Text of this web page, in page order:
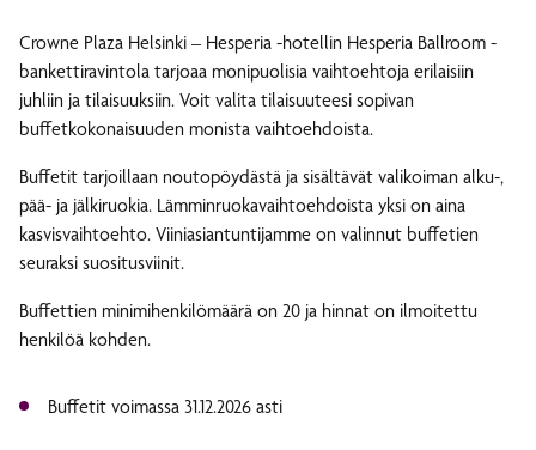
Crowne Plaza Helsinki – Hesperia -hotellin Hesperia Ballroom -
bankettiravintola tarjoaa monipuolisia vaihtoehtoja erilaisiin
juhliin ja tilaisuuksiin. Voit valita tilaisuuteesi sopivan
buffetkokonaisuuden monista vaihtoehdoista.
Buffetit tarjoillaan noutopöydästä ja sisältävät valikoiman alku-,
pää- ja jälkiruokia. Lämminruokavaihtoehdoista yksi on aina
kasvisvaihtoehto. Viiniasiantuntijamme on valinnut buffetien
seuraksi suositusviinit.
Buffettien minimihenkilömäärä on 20 ja hinnat on ilmoitettu
henkilöä kohden.
Buffetit voimassa 31.12.2026 asti